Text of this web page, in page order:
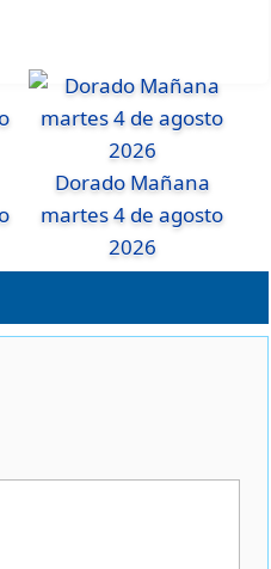
Dorado Mañana
martes 4 de agosto
2026